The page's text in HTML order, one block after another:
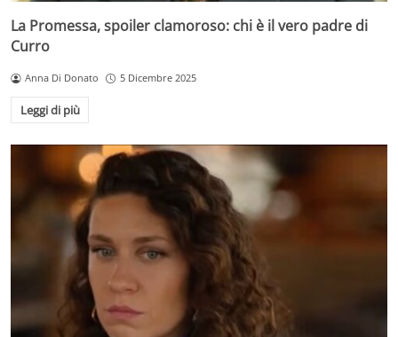
La Promessa, spoiler clamoroso: chi è il vero padre di
Curro
Anna Di Donato 5 Dicembre 2025
Leggi di più